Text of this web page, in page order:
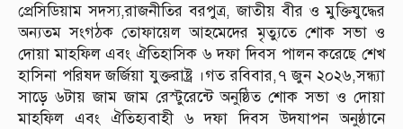
প্রেসিডিয়াম সদস্য,রাজনীতির বরপুত্র, জাতীয় বীর ও মুক্তিযুদ্ধের
অন্যতম সংগঠক তোফায়েল আহমেদের মৃত্যুতে শোক সভা ও
দোয়া মাহফিল এবং ঐতিহাসিক ৬ দফা দিবস পালন করেছে শেখ
হাসিনা পরিষদ জর্জিয়া যুক্তরাষ্ট্র ।গত রবিবার,৭ জুন ২০২৬,সন্ধ্যা
সাড়ে ৬টায় জাম জাম রেস্টুরেন্টে অনুষ্ঠিত শোক সভা ও দোয়া
মাহফিল এবং ঐতিহ্যবাহী ৬ দফা দিবস উদযাপন অনুষ্ঠানে